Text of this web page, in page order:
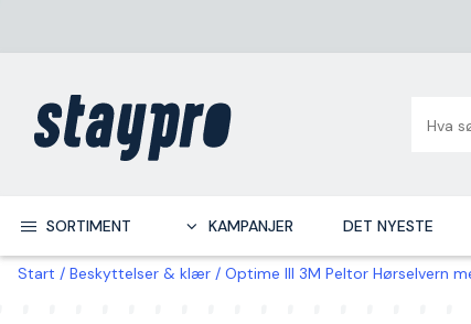
SORTIMENT KAMPANJER DET NYESTE
Start Beskyttelser & klær Optime III 3M Peltor Hørselvern